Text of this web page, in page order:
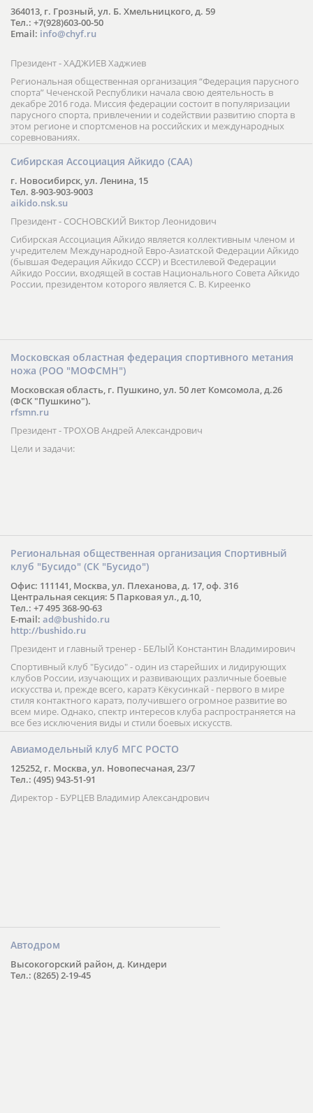
364013, г. Грозный, ул. Б. Хмельницкого, д. 59
Тел.: +7(928)603-00-50
Email: info@chyf.ru
Президент - ХАДЖИЕВ Хаджиев
Региональная общественная организация “Федерация парусного
спорта” Чеченской Республики начала свою деятельность в
декабре 2016 года. Миссия федерации состоит в популяризации
парусного спорта, привлечении и содействии развитию спорта в
этом регионе и спортсменов на российских и международных
соревнованиях.
Сибирская Ассоциация Айкидо (САА)
г. Новосибирск, ул. Ленина, 15
Тел. 8-903-903-9003
aikido.nsk.su
Президент - СОСНОВСКИЙ Виктор Леонидович
Сибирская Ассоциация Айкидо является коллективным членом и
учредителем Международной Евро-Азиатской Федерации Айкидо
(бывшая Федерация Айкидо СССР) и Всестилевой Федерации
Айкидо России, входящей в состав Национального Совета Айкидо
России, президентом которого является С. В. Киреенко
Московская областная федерация спортивного метания
ножа (РОО "МОФСМН")
Московская область, г. Пушкино, ул. 50 лет Комсомола, д.26
(ФСК "Пушкино").
rfsmn.ru
Президент - ТРОХОВ Андрей Александрович
Цели и задачи:
Региональная общественная организация Спортивный
клуб "Бусидо" (СК "Бусидо")
Офис: 111141, Москва, ул. Плеханова, д. 17, оф. 316
Центральная секция: 5 Парковая ул., д.10,
Тел.: +7 495 368-90-63
E-mail: ad@bushido.ru
http://bushido.ru
Президент и главный тренер - БЕЛЫЙ Константин Владимирович
Спортивный клуб "Бусидо" - один из старейших и лидирующих
клубов России, изучающих и развивающих различные боевые
искусства и, прежде всего, каратэ Кёкусинкай - первого в мире
стиля контактного каратэ, получившего огромное развитие во
всем мире. Однако, спектр интересов клуба распространяется на
все без исключения виды и стили боевых искусств.
Авиамодельный клуб МГС РОСТО
125252, г. Москва, ул. Новопесчаная, 23/7
Тел.: (495) 943-51-91
Директор - БУРЦЕВ Владимир Александрович
Автодром
Высокогорский район, д. Киндери
Тел.: (8265) 2-19-45